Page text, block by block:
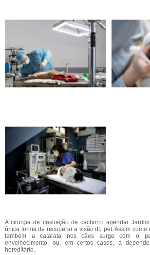
A cirurgia de castração de cachorro agendar
única forma de recuperar a visão do pet. Assim como
também a catarata nos cães surge com o
envelhecimento, ou, em certos casos, a
hereditário.